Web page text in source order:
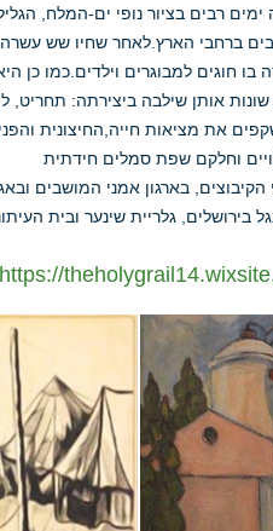
רבים בציור נופי ים-המלח,
ברחבי הארץ.לאחר שחיו שש
בו חוגים למבוגרים וילדים.כמו כן
אותן שילבה ביצירתה: תחריט,
את מציאות חייה,החיצונית
וחלקם שפת סמלים חידתית
בארגון אמני המושבים
https://